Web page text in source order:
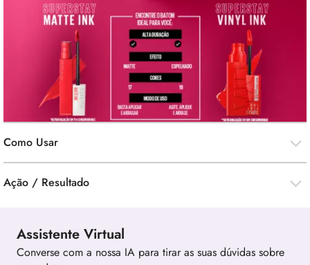
Como Usar
Ação / Resultado
Assistente Virtual
Converse com a nossa IA para tirar as suas dúvidas sobre